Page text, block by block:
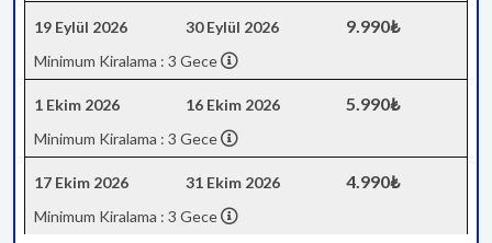
19 Eylül 2026 30 Eylül 2026 9.990₺
Minimum Kiralama : 3 Gece
1 Ekim 2026 16 Ekim 2026 5.990₺
Minimum Kiralama : 3 Gece
17 Ekim 2026 31 Ekim 2026 4.990₺
Minimum Kiralama : 3 Gece